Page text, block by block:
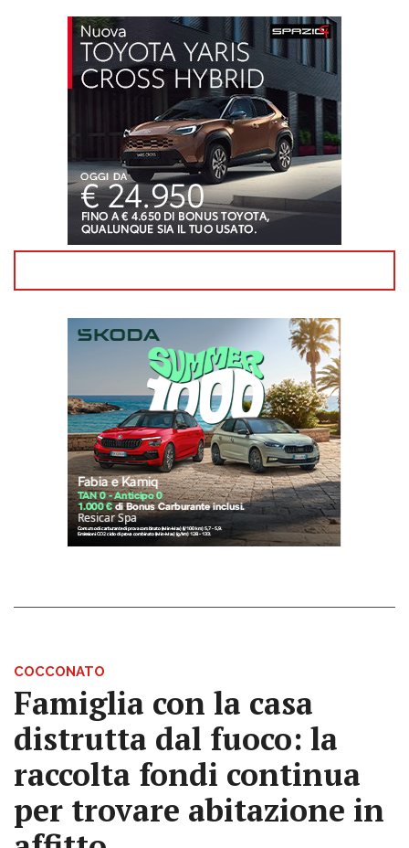
COCCONATO
Famiglia con la casa
distrutta dal fuoco: la
raccolta fondi continua
per trovare abitazione in